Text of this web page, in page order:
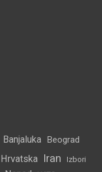
Banjaluka Beograd
Hrvatska Iran Izbori